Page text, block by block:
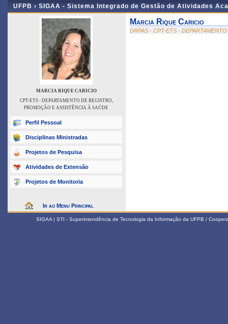
UFPB › SIGAA - Sistema Integrado de Gestão de Atividades
MARCIA RIQUE CARICIO
CPT-ETS - DEPARTAMENTO DE REGISTRO,
PROMOÇÃO E ASSISTÊNCIA À SAÚDE
Perfil Pessoal
Disciplinas Ministradas
Projetos de Pesquisa
Atividades de Extensão
Projetos de Monitoria
Ir ao Menu Principal
Marcia Rique Caricio
DRPAS - CPT-ETS -
SIGAA | STI - Superintendência de Tecnologia da Informação da UFPB /